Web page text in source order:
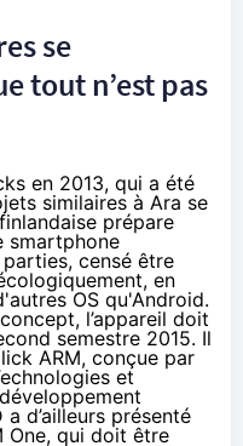
se
tout n’est pas
en 2013, qui a été
similaires à Ara se
prépare
smartphone
censé être
en
OS qu'Android.
concept, l’appareil doit
semestre 2015. Il
ARM, conçue par
et
a d’ailleurs présenté
One, qui doit être